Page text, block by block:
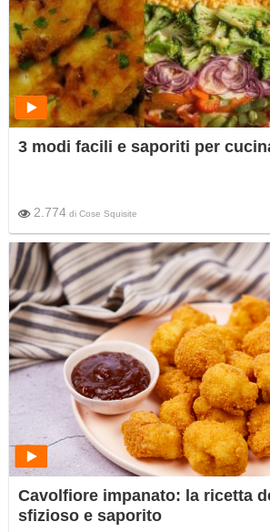
3 modi facili e saporiti per
2.774 di Cose Squisite
Cavolfiore impanato: la ricetta
sfizioso e saporito